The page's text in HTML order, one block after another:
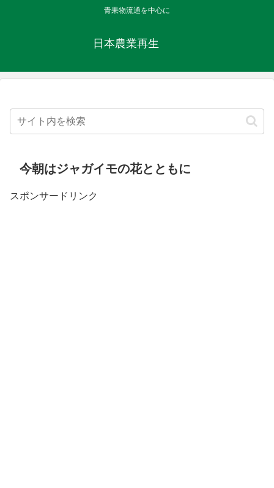
青果物流通を中心に
日本農業再生
今朝はジャガイモの花とともに
スポンサードリンク